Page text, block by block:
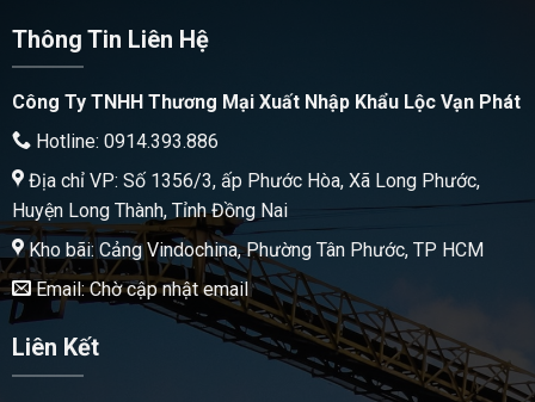
Thông Tin Liên Hệ
Công Ty TNHH Thương Mại Xuất Nhập Khẩu Lộc Vạn Phát
Hotline: 0914.393.886
Địa chỉ VP: Số 1356/3, ấp Phước Hòa, Xã Long Phước,
Huyện Long Thành, Tỉnh Đồng Nai
Kho bãi: Cảng Vindochina, Phường Tân Phước, TP HCM
Email: Chờ cập nhật email
Liên Kết